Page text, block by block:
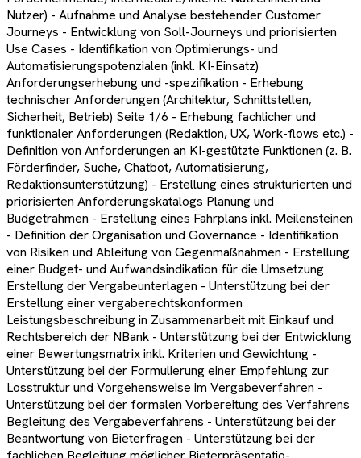
Nutzer) - Aufnahme und Analyse bestehender Customer
Journeys - Entwicklung von Soll-Journeys und priorisierten
Use Cases - Identifikation von Optimierungs- und
Automatisierungspotenzialen (inkl. KI-Einsatz)
Anforderungserhebung und -spezifikation - Erhebung
technischer Anforderungen (Architektur, Schnittstellen,
Sicherheit, Betrieb) Seite 1/6 - Erhebung fachlicher und
funktionaler Anforderungen (Redaktion, UX, Work-flows etc.) -
Definition von Anforderungen an KI-gestützte Funktionen (z. B.
Förderfinder, Suche, Chatbot, Automatisierung,
Redaktionsunterstützung) - Erstellung eines strukturierten und
priorisierten Anforderungskatalogs Planung und
Budgetrahmen - Erstellung eines Fahrplans inkl. Meilensteinen
- Definition der Organisation und Governance - Identifikation
von Risiken und Ableitung von Gegenmaßnahmen - Erstellung
einer Budget- und Aufwandsindikation für die Umsetzung
Erstellung der Vergabeunterlagen - Unterstützung bei der
Erstellung einer vergaberechtskonformen
Leistungsbeschreibung in Zusammenarbeit mit Einkauf und
Rechtsbereich der NBank - Unterstützung bei der Entwicklung
einer Bewertungsmatrix inkl. Kriterien und Gewichtung -
Unterstützung bei der Formulierung einer Empfehlung zur
Losstruktur und Vorgehensweise im Vergabeverfahren -
Unterstützung bei der formalen Vorbereitung des Verfahrens
Begleitung des Vergabeverfahrens - Unterstützung bei der
Beantwortung von Bieterfragen - Unterstützung bei der